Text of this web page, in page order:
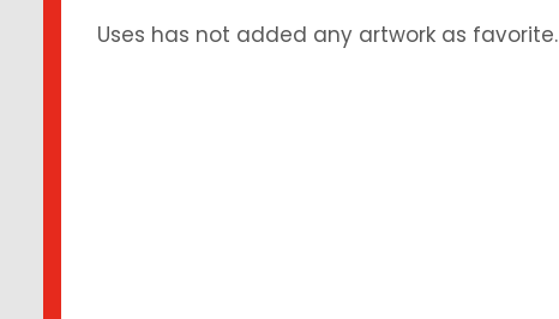
Uses has not added any artwork as favorite.